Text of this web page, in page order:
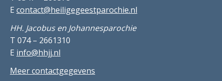
E contact@heiligegeestparochie.nl
HH. Jacobus en Johannesparochie
T 074 – 2661310
E info@hhjj.nl
Meer contactgegevens